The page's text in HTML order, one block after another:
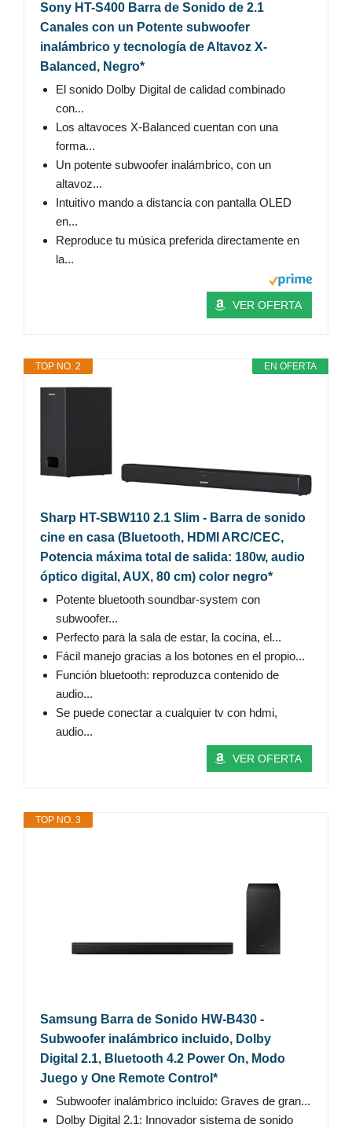
Sony HT-S400 Barra de Sonido de 2.1
Canales con un Potente subwoofer
inalámbrico y tecnología de Altavoz X-
Balanced, Negro*
El sonido Dolby Digital de calidad combinado
con...
Los altavoces X-Balanced cuentan con una
forma...
Un potente subwoofer inalámbrico, con un
altavoz...
Intuitivo mando a distancia con pantalla OLED
en...
Reproduce tu música preferida directamente en
la...
VER OFERTA
EN OFERTA
TOP NO. 2
Sharp HT-SBW110 2.1 Slim - Barra de sonido
cine en casa (Bluetooth, HDMI ARC/CEC,
Potencia máxima total de salida: 180w, audio
óptico digital, AUX, 80 cm) color negro*
Potente bluetooth soundbar-system con
subwoofer...
Perfecto para la sala de estar, la cocina, el...
Fácil manejo gracias a los botones en el propio...
Función bluetooth: reproduzca contenido de
audio...
Se puede conectar a cualquier tv con hdmi,
audio...
VER OFERTA
TOP NO. 3
Samsung Barra de Sonido HW-B430 -
Subwoofer inalámbrico incluido, Dolby
Digital 2.1, Bluetooth 4.2 Power On, Modo
Juego y One Remote Control*
Subwoofer inalámbrico incluido: Graves de gran...
Dolby Digital 2.1: Innovador sistema de sonido